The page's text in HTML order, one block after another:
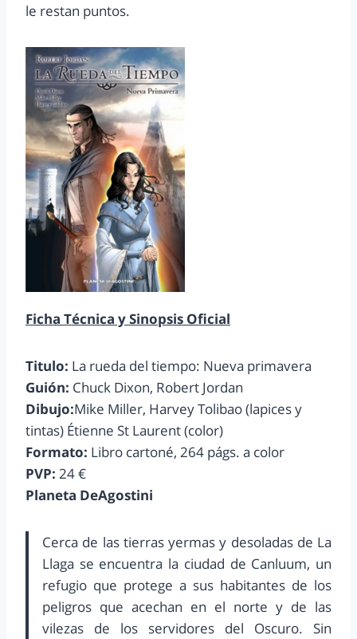
le restan puntos.
Ficha Técnica y Sinopsis Oficial
Titulo: La rueda del tiempo: Nueva primavera
Guión: Chuck Dixon, Robert Jordan
Dibujo:Mike Miller, Harvey Tolibao (lapices y
tintas) Étienne St Laurent (color)
Formato: Libro cartoné, 264 págs. a color
PVP: 24 €
Planeta DeAgostini
Cerca de las tierras yermas y desoladas de La
Llaga se encuentra la ciudad de Canluum, un
refugio que protege a sus habitantes de los
peligros que acechan en el norte y de las
vilezas de los servidores del Oscuro. Sin